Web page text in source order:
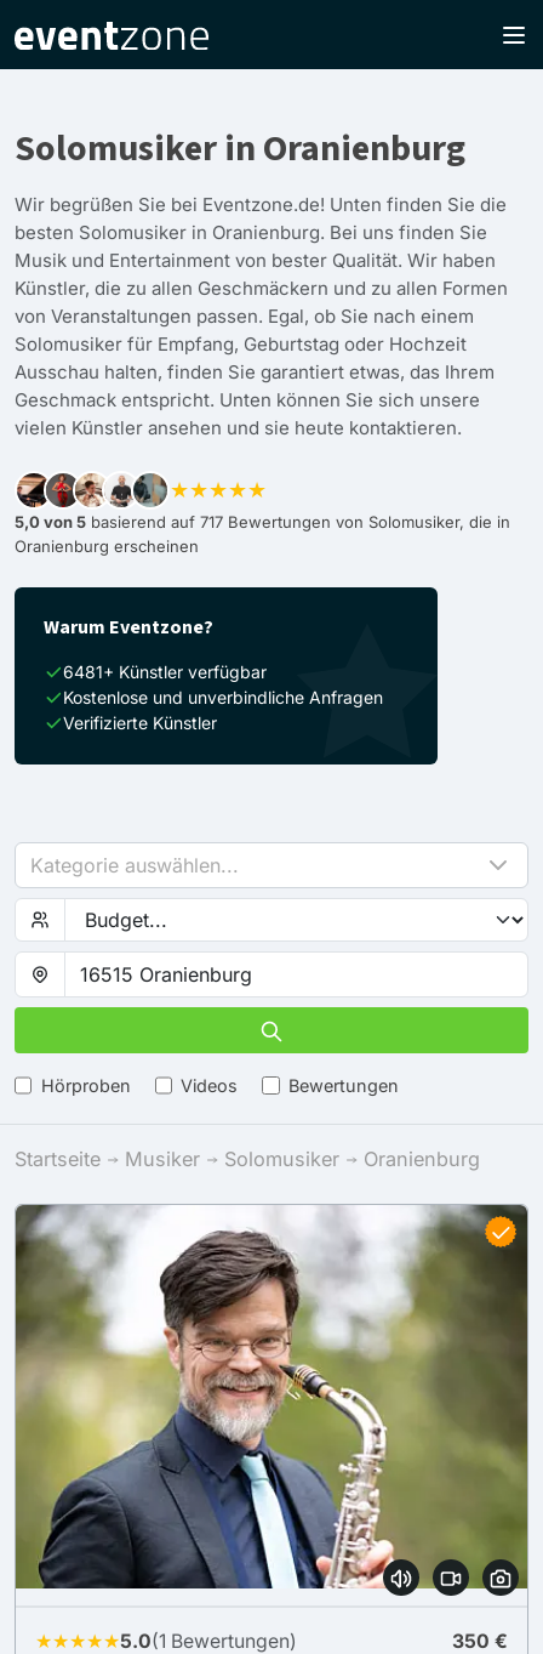
Solomusiker in Oranienburg
Wir begrüßen Sie bei Eventzone.de! Unten finden Sie die
besten Solomusiker in Oranienburg. Bei uns finden Sie
Musik und Entertainment von bester Qualität. Wir haben
Künstler, die zu allen Geschmäckern und zu allen Formen
von Veranstaltungen passen. Egal, ob Sie nach einem
Solomusiker für Empfang, Geburtstag oder Hochzeit
Ausschau halten, finden Sie garantiert etwas, das Ihrem
Geschmack entspricht. Unten können Sie sich unsere
vielen Künstler ansehen und sie heute kontaktieren.
★★★★★
5,0 von 5 basierend auf 717 Bewertungen von Solomusiker, die in
Oranienburg erscheinen
Warum Eventzone?
6481+ Künstler verfügbar
Kostenlose und unverbindliche Anfragen
Verifizierte Künstler
Kategorie auswählen...
Hörproben Videos Bewertungen
Startseite Musiker Solomusiker Oranienburg
★★★★★5.0(1 Bewertungen) 350 €